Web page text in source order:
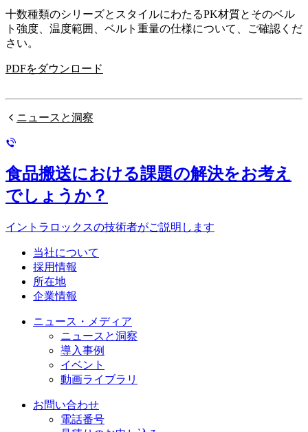
十数種類のシリーズとスタイルにわたるPK材質とそのベル
ト強度、温度範囲、ベルト重量の仕様について、ご確認くだ
さい。
PDFをダウンロード
ニュースと洞察
食品搬送における課題の解決をお考え
でしょうか？
イントラロックスの技術者がご説明します
当社について
採用情報
所在地
企業情報
ニュース・メディア
ニュースと洞察
導入事例
イベント
動画ライブラリ
お問い合わせ
電話番号